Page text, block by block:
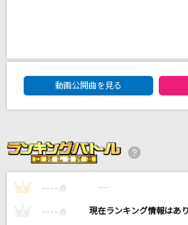
[生音]水平線
back number
Aimer(エメ)
どこまでも ～How Far I'll Go
DAM★ともボーカルエント
動画公開曲を見る
1 ---- 点 ----
---- 点 ----